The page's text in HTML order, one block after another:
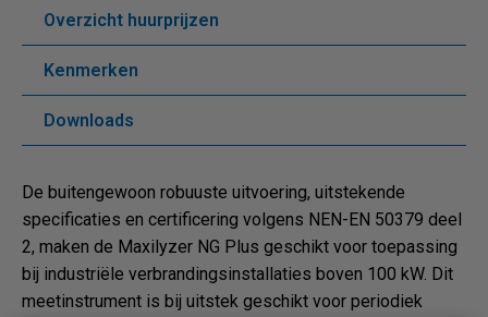
Overzicht huurprijzen
Kenmerken
Downloads
De buitengewoon robuuste uitvoering, uitstekende
specificaties en certificering volgens NEN-EN 50379 deel
2, maken de Maxilyzer NG Plus geschikt voor toepassing
bij industriële verbrandingsinstallaties boven 100 kW. Dit
meetinstrument is bij uitstek geschikt voor periodiek